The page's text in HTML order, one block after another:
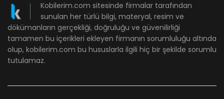
Kobilerim.com sitesinde firmalar tarafından
sunulan her türlü bilgi, materyal, resim ve
dökümanların gerçekliği, doğruluğu ve güvenilirliği
tamamen bu içerikleri ekleyen firmanın sorumluluğu altında
olup, kobilerim.com bu hususlarla ilgili hiç bir şekilde sorumlu
tutulamaz.